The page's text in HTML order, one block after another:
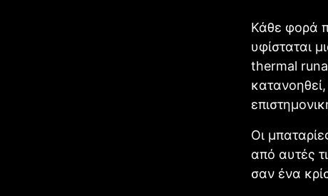
Κάθε φορά
υφίσταται
thermal
Οι
από αυτές
σαν ένα